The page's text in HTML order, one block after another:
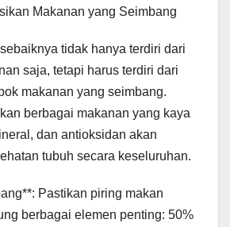
Makanan yang Seimbang
tidak hanya terdiri dari
saja, tetapi harus terdiri dari
makanan yang seimbang.
berbagai makanan yang kaya
dan antioksidan akan
tubuh secara keseluruhan.
Pastikan piring makan
berbagai elemen penting: 50%